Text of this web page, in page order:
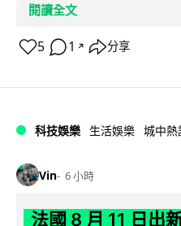
閱讀全文
5 1 ↗ 分享
科技娛樂 生活娛樂 城中熱
Vin 6 小時
法國 8 月 11 日出